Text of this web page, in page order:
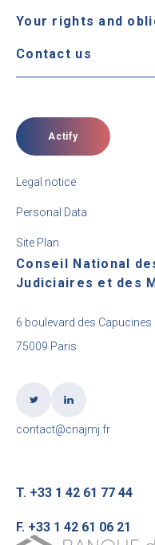
Your rights and
Contact us
Actify
Legal notice
Personal Data
Site Plan
Conseil National
Judiciaires et des
6 boulevard des Capucines
75009 Paris
contact@cnajmj.fr
T. +33 1 42 61 77 44
F. +33 1 42 61 06 21